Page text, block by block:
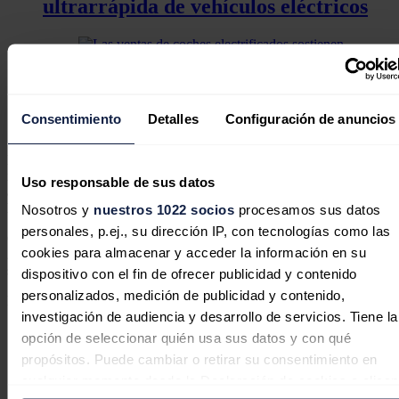
Consentimiento Detalles Configuración de anuncios
Uso responsable de sus datos
Nosotros y nuestros 1022 sociosprocesamos sus datos
personales, p.ej., su dirección IP, con tecnologías como las
cookies para almacenar y acceder la información en su
dispositivo con el fin de ofrecer publicidad y contenido
personalizados, medición de publicidad y contenido,
investigación de audiencia y desarrollo de servicios. Tiene la
opción de seleccionar quién usa sus datos y con qué
propósitos. Puede cambiar o retirar su consentimiento en
ultrarrápida de vehículos eléctricos
sostienen el mercado
inversión en Brasil en este tipo de baterías y la producción buscará
adaptarse "de forma dinámica" a las demandas del mercado
latinoamericano.
Con una presencia de más de 10 años en Brasil, BYD superó en
2025 los 200.000 vehículos eléctricos o híbridos vendidos en el país
sudamericano.
Noticias relacionadas